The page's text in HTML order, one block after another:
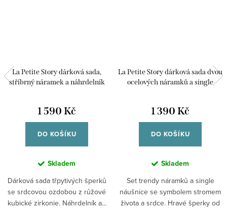
La Petite Story dárková sada,
stříbrný náramek a náhrdelník
1 590 Kč
DO KOŠÍKU
Skladem
Dárková sada třpytivých šperků
se srdcovou ozdobou z růžové
kubické zirkonie. Náhrdelník a...
La Petite Story dárková sada dvou
ocelových náramků a single
1 390 Kč
DO KOŠÍKU
Skladem
Set trendy náramků a single
náušnice se symbolem stromem
života a srdce. Hravé šperky od